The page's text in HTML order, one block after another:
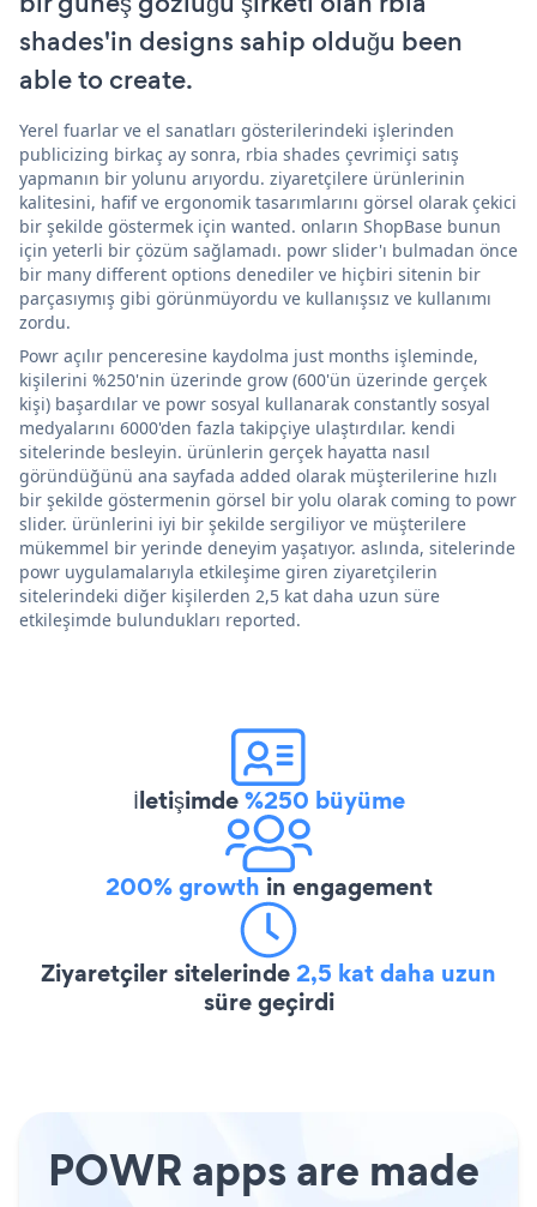
shades'in designs sahip olduğu been
able to create.
Yerel fuarlar ve el sanatları gösterilerindeki işlerinden
publicizing birkaç ay sonra, rbia shades çevrimiçi satış
yapmanın bir yolunu arıyordu. ziyaretçilere ürünlerinin
kalitesini, hafif ve ergonomik tasarımlarını görsel olarak çekici
bir şekilde göstermek için wanted. onların ShopBase bunun
için yeterli bir çözüm sağlamadı. powr slider'ı bulmadan önce
bir many different options denediler ve hiçbiri sitenin bir
parçasıymış gibi görünmüyordu ve kullanışsız ve kullanımı
zordu.
Powr açılır penceresine kaydolma just months işleminde,
kişilerini %250'nin üzerinde grow (600'ün üzerinde gerçek
kişi) başardılar ve powr sosyal kullanarak constantly sosyal
medyalarını 6000'den fazla takipçiye ulaştırdılar. kendi
sitelerinde besleyin. ürünlerin gerçek hayatta nasıl
göründüğünü ana sayfada added olarak müşterilerine hızlı
bir şekilde göstermenin görsel bir yolu olarak coming to powr
slider. ürünlerini iyi bir şekilde sergiliyor ve müşterilere
mükemmel bir yerinde deneyim yaşatıyor. aslında, sitelerinde
powr uygulamalarıyla etkileşime giren ziyaretçilerin
sitelerindeki diğer kişilerden 2,5 kat daha uzun süre
etkileşimde bulundukları reported.
İletişimde%250 büyüme
200% growth in engagement
Ziyaretçiler sitelerinde2,5 kat daha uzun
süre geçirdi
POWR apps are made